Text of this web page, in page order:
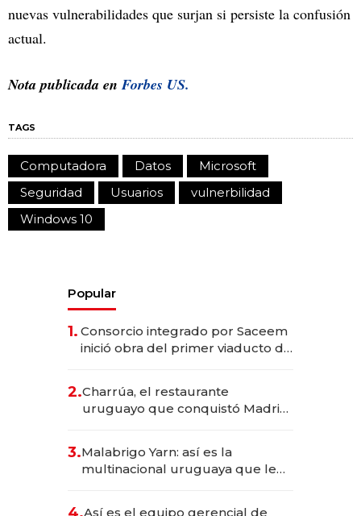
nuevas vulnerabilidades que surjan si persiste la confusión
actual.
Nota publicada enForbes US.
TAGS
Computadora Datos
Microsoft
Seguridad
Usuarios
vulnerbilidad
Windows 10
Popular
1. Consorcio integrado por Saceem
inició obra del primer viaducto de
millones
2.Charrúa, el restaurante
uruguayo que conquistó Madrid:
anticipación y prepara apertura
3.Malabrigo Yarn: así es la
multinacional uruguaya que le
Así es el equipo gerencial de